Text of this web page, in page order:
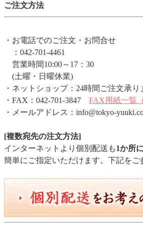
ご注文方法
・お電話でのご注文・お問合せ
：042-701-4461
営業時間10:00～17：30
(土曜・日曜休業)
・ネットショップ：24時間ご注文承り
・FAX：042-701-3847 FAX用紙一覧
・メールアドレス：info@tokyo-
[複数宛先の注文方法]
インターネットより個別配送も1か所
簡単にご指定いただけます。下記をご